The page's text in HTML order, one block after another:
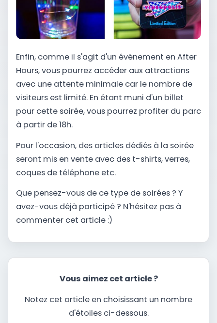
Enfin, comme il s'agit d'un événement en After
Hours, vous pourrez accéder aux attractions
avec une attente minimale car le nombre de
visiteurs est limité. En étant muni d'un billet
pour cette soirée, vous pourrez profiter du parc
à partir de 18h.
Pour l'occasion, des articles dédiés à la soirée
seront mis en vente avec des t-shirts, verres,
coques de téléphone etc.
Que pensez-vous de ce type de soirées ? Y
avez-vous déjà participé ? N'hésitez pas à
commenter cet article :)
Vous aimez cet article ?
Notez cet article en choisissant un nombre
d'étoiles ci-dessous.